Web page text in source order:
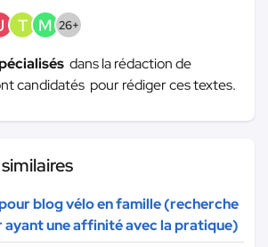
T M 26+
dans la rédaction de
candidatés pour rédiger ces textes.
blog vélo en famille (recherche
une affinité avec la pratique)